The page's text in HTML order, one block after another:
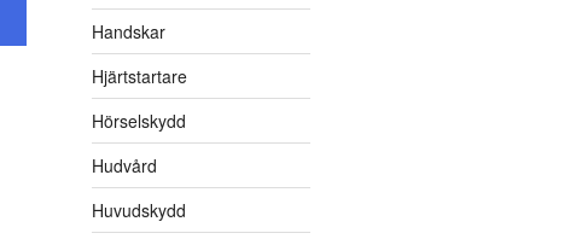
Handskar
Hjärtstartare
Hörselskydd
Hudvård
Huvudskydd